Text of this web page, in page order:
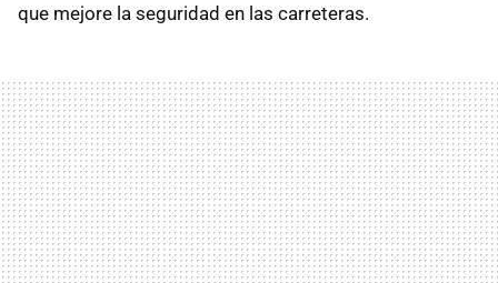
que mejore la seguridad en las carreteras.